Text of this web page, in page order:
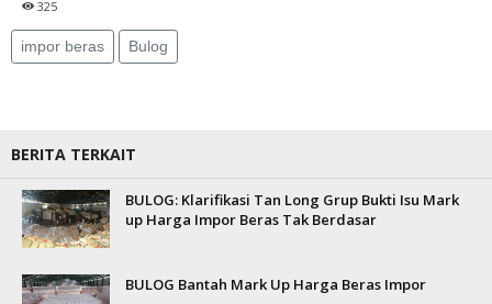
325
impor beras Bulog
BERITA TERKAIT
BULOG: Klarifikasi Tan Long Grup Bukti Isu Mark
up Harga Impor Beras Tak Berdasar
BULOG Bantah Mark Up Harga Beras Impor